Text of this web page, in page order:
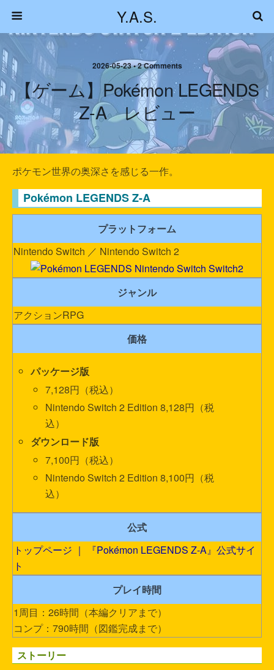
Y.A.S.
2026-05-23 • 2 Comments
【ゲーム】Pokémon LEGENDS
Z-A レビュー
ポケモン世界の奥深さを感じる一作。
Pokémon LEGENDS Z-A
プラットフォーム
Nintendo Switch ／ Nintendo Switch 2
ジャンル
アクションRPG
価格
パッケージ版
7,128円（税込）
Nintendo Switch 2 Edition 8,128円（税
込）
ダウンロード版
7,100円（税込）
Nintendo Switch 2 Edition 8,100円（税
込）
公式
トップページ ｜ 『Pokémon LEGENDS Z-A』公式サイ
ト
プレイ時間
1周目：26時間（本編クリアまで）
コンプ：790時間（図鑑完成まで）
ストーリー